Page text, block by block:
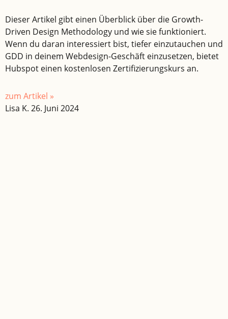
Dieser Artikel gibt einen Überblick über die Growth-
Driven Design Methodology und wie sie funktioniert.
Wenn du daran interessiert bist, tiefer einzutauchen und
GDD in deinem Webdesign-Geschäft einzusetzen, bietet
Hubspot einen kostenlosen Zertifizierungskurs an.
zum Artikel »
Lisa K. 26. Juni 2024